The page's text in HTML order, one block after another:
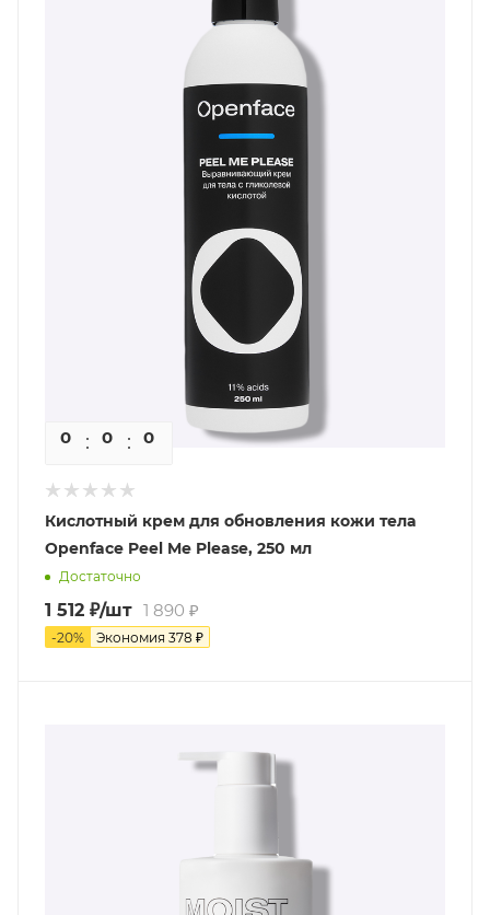
0 0 0
Кислотный крем для обновления кожи тела
Openface Peel Me Please, 250 мл
Достаточно
1 512 ₽/шт 1 890 ₽
-20% Экономия 378 ₽